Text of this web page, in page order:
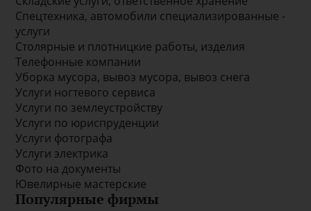
Спецтехника, автомобили специализированные -
услуги
Столярные и плотницкие работы, изделия
Телефонные компании
Уборка мусора, вывоз мусора, вывоз снега
Услуги ногтевого сервиса
Услуги по землеустройству
Услуги по юриспруденции
Услуги фотографа
Услуги электрика
Фото на документы
Ювелирные мастерские
Популярные фирмы